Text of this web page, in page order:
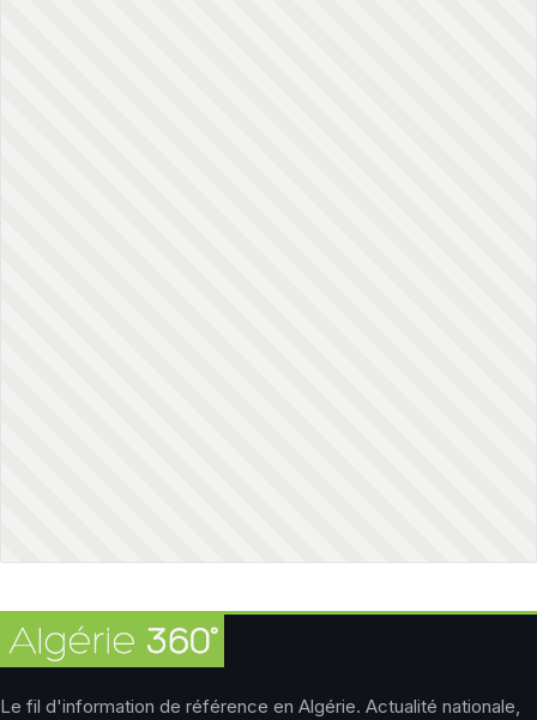
Le fil d'information de référence en Algérie. Actualité nationale,